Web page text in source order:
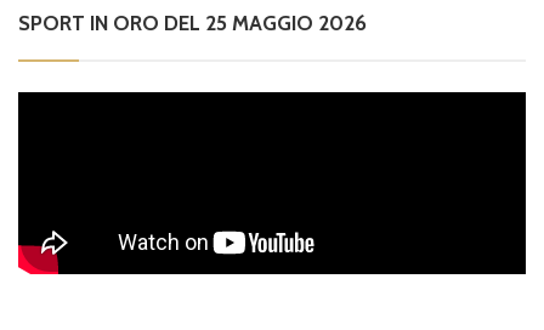
SPORT IN ORO DEL 25 MAGGIO 2026